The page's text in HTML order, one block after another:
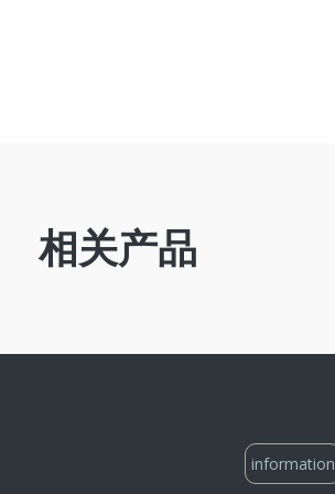
相关产品
information